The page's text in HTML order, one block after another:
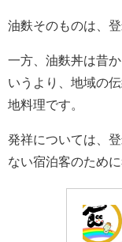
油麩そのものは、
一方、油麩丼は昔
いうより、地域の
地料理です。
発祥については、
ない宿泊客のため